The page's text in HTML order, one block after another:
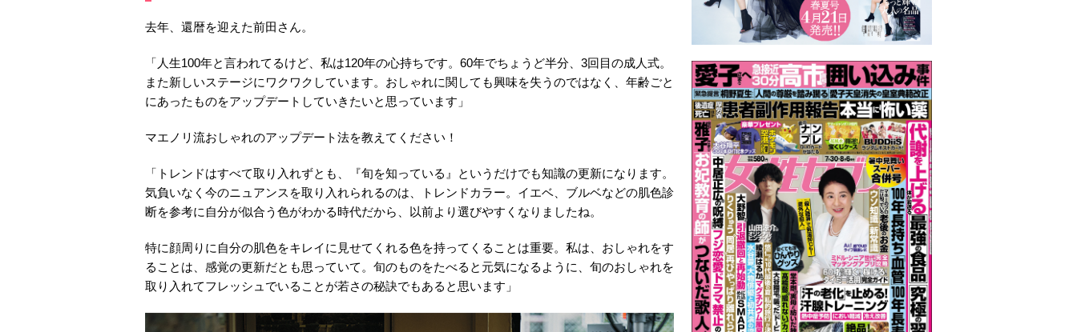
去年、還暦を迎えた前田さん。
「人生100年と言われてるけど、私は120年の心持ちです。60年でちょうど半分、3回目の成人式。
また新しいステージにワクワクしています。おしゃれに関しても興味を失うのではなく、年齢ごと
にあったものをアップデートしていきたいと思っています」
マエノリ流おしゃれのアップデート法を教えてください！
「トレンドはすべて取り入れずとも、『旬を知っている』というだけでも知識の更新になります。
気負いなく今のニュアンスを取り入れられるのは、トレンドカラー。イエベ、ブルベなどの肌色診
断を参考に自分が似合う色がわかる時代だから、以前より選びやすくなりましたね。
特に顔周りに自分の肌色をキレイに見せてくれる色を持ってくることは重要。私は、おしゃれをす
ることは、感覚の更新だとも思っていて。旬のものをたべると元気になるように、旬のおしゃれを
取り入れてフレッシュでいることが若さの秘訣でもあると思います」